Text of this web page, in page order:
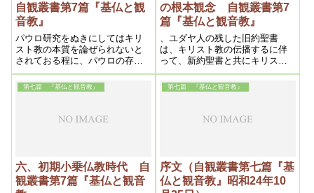
自観叢書第7篇『基仏と観
音教』
パウロ研究をぬきにしてはキリ
スト教の本質を論ぜられないと
されておる程に、パウロの存在
がキリスト教にとって密接不離
の関係に立っているからなので
あります。
の根本観念 自観叢書第7
篇『基仏と観音教』
、ユダヤ人の残した旧約聖書
は、キリスト教の伝播するに伴
って、新約聖書と共にキリスト
教の二大経典として、永くヨー
ロッパ人の精神の糧となったの
であります。
第七篇 『基仏と観音教』
六、初期小乗仏教時代 自
観叢書第7篇『基仏と観音
第七篇 『基仏と観音教』
序文（自観叢書第七篇『基
仏と観音教』昭和24年10